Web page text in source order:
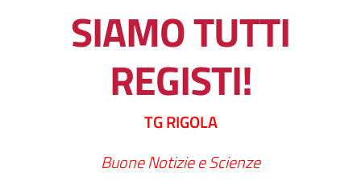
SIAMO TUTTI
REGISTI!
TG RIGOLA
Buone Notizie e Scienze